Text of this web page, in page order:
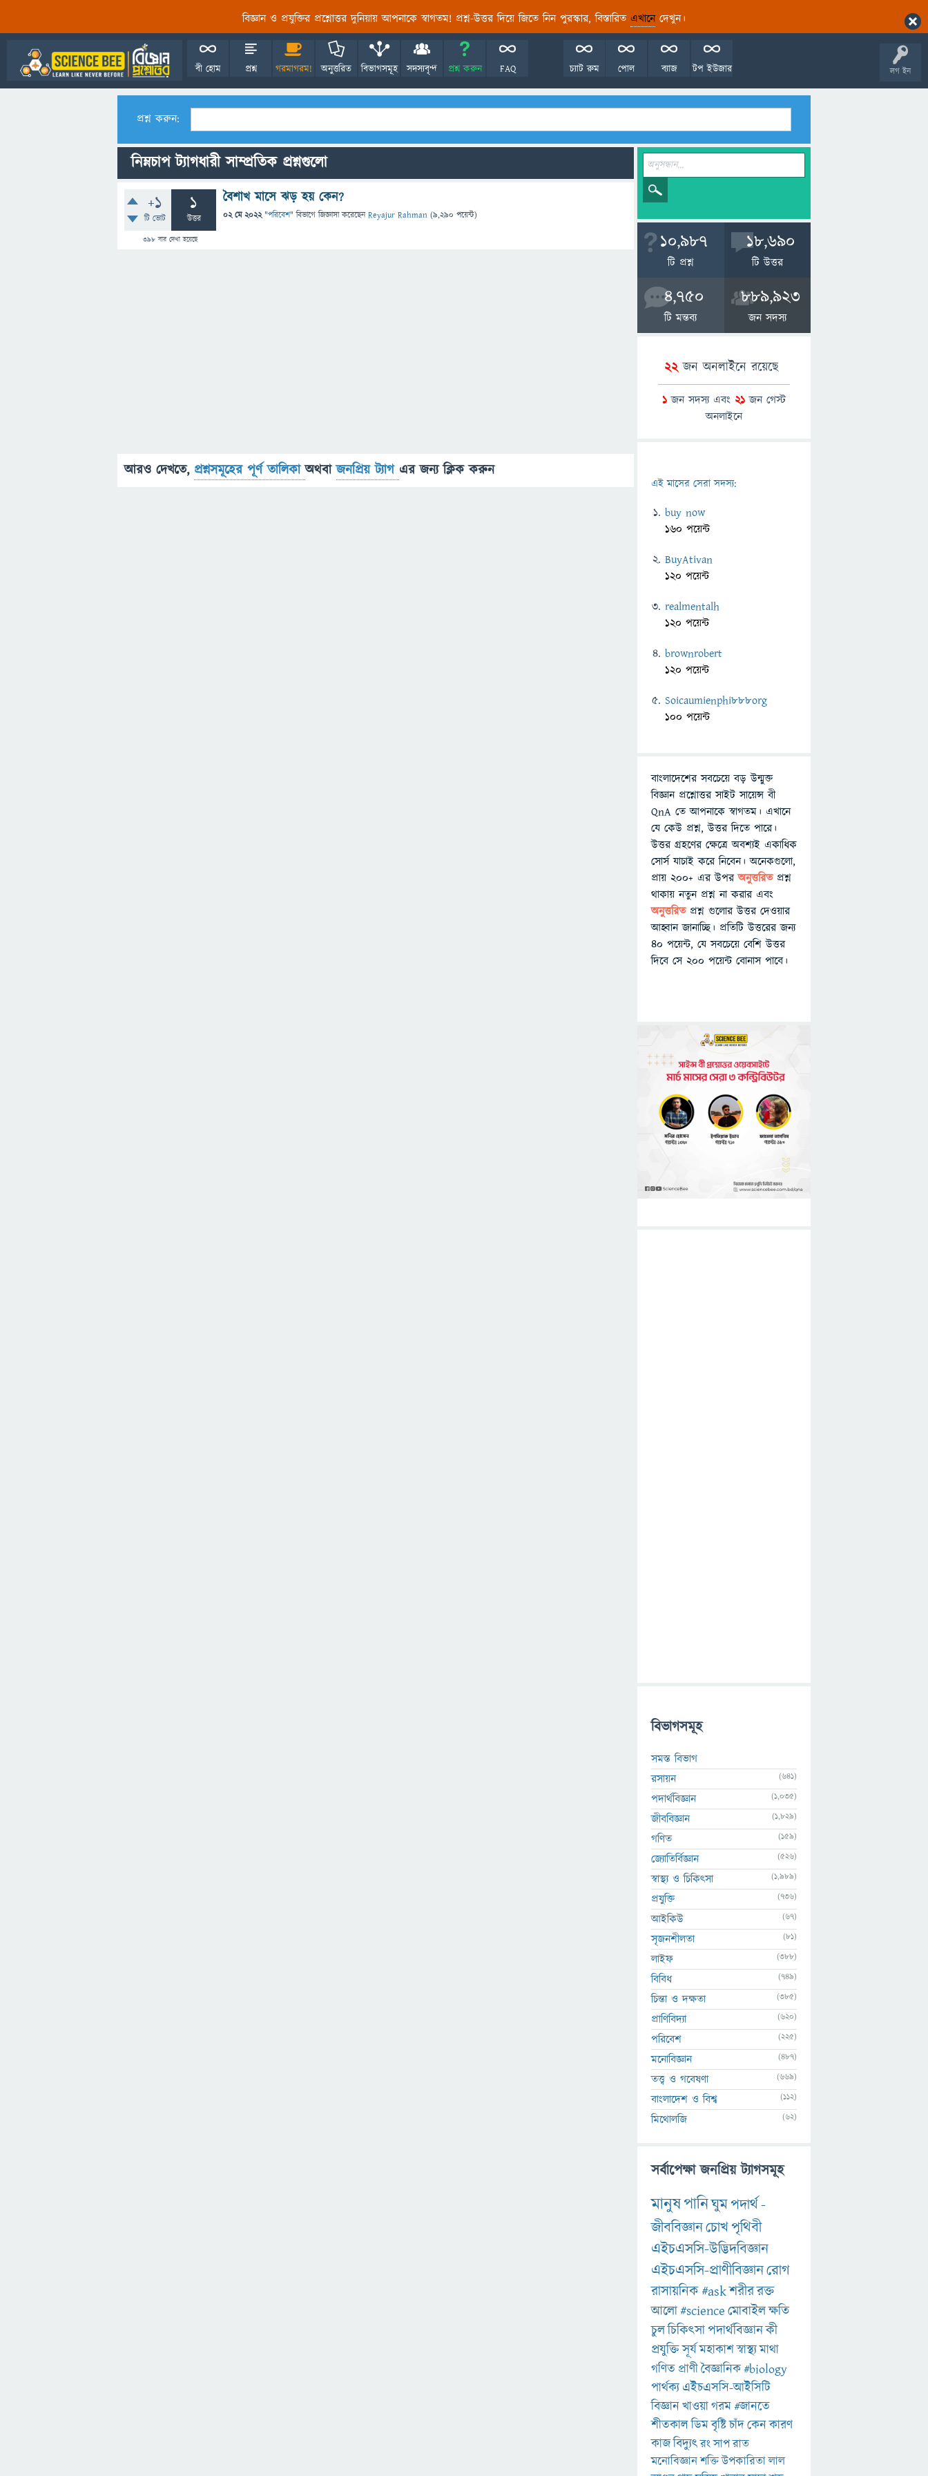
বিজ্ঞান ও প্রযুক্তির প্রশ্নোত্তর দুনিয়ায় আপনাকে স্বাগতম! প্রশ্ন-উত্তর দিয়ে জিতে নিন পুরস্কার, বিস্তারিত এখানেদেখুন।
লগ ইন
বী হোম প্রশ্ন গরমাগরম! অনুত্তরিত বিভাগসমূহ সদস্যবৃন্দ প্রশ্ন করুন FAQ টপ ইউজার
ব্যাজ
পোল
চ্যাট রুম
প্রশ্ন করুন:
নিম্নচাপ ট্যাগধারী সাম্প্রতিক প্রশ্নগুলো
+1
টি ভোট
1
উত্তর
398 বার দেখা হয়েছে
বৈশাখ মাসে ঝড় হয় কেন?
02 মে 2022 "পরিবেশ" বিভাগে জিজ্ঞাসাকরেছেনReyajur Rahman (9,290 পয়েন্ট)
আরও দেখতে, প্রশ্নসমূহের পূর্ণ তালিকাঅথবাজনপ্রিয় ট্যাগ এর জন্য ক্লিক করুন
10,987
টি প্রশ্ন
18,690
টি উত্তর
4,750
টি মন্তব্য
889,923
জন সদস্য
22জন অনলাইনে রয়েছে
1 জন সদস্য এবং 21 জন গেস্ট
অনলাইনে
এই মাসের সেরা সদস্য:
buy now
160 পয়েন্ট
BuyAtivan
120 পয়েন্ট
realmentalh
120 পয়েন্ট
brownrobert
120 পয়েন্ট
Soicaumienphi888org
100 পয়েন্ট
বাংলাদেশের সবচেয়ে বড় উন্মুক্ত
বিজ্ঞান প্রশ্নোত্তর সাইট সায়েন্স বী
QnA তে আপনাকে স্বাগতম। এখানে
যে কেউ প্রশ্ন, উত্তর দিতে পারে।
উত্তর গ্রহণের ক্ষেত্রে অবশ্যই একাধিক
সোর্স যাচাই করে নিবেন। অনেকগুলো,
প্রায় ২০০+ এর উপরঅনুত্তরিতপ্রশ্ন
থাকায় নতুন প্রশ্ন না করার এবং
অনুত্তরিত প্রশ্ন গুলোর উত্তর দেওয়ার
আহ্বান জানাচ্ছি। প্রতিটি উত্তরের জন্য
৪০ পয়েন্ট, যে সবচেয়ে বেশি উত্তর
দিবে সে ২০০ পয়েন্ট বোনাস পাবে।
বিভাগসমূহ
সমস্ত বিভাগ
রসায়ন
(641)
পদার্থবিজ্ঞান (1,035)
জীববিজ্ঞান (1,829)
গণিত (159)
জ্যোতির্বিজ্ঞান (526)
স্বাস্থ্য ও চিকিৎসা (1,989)
প্রযুক্তি (736)
আইকিউ (67)
সৃজনশীলতা (81)
লাইফ (388)
বিবিধ (749)
চিন্তা ও দক্ষতা (385)
প্রাণিবিদ্যা (620)
পরিবেশ (225)
মনোবিজ্ঞান (487)
তত্ত্ব ও গবেষণা (669)
বাংলাদেশ ও বিশ্ব (112)
মিথোলজি (62)
সর্বাপেক্ষা জনপ্রিয় ট্যাগসমূহ
মানুষপানিঘুমপদার্থ-
জীববিজ্ঞানচোখপৃথিবী
এইচএসসি-উদ্ভিদবিজ্ঞান
এইচএসসি-প্রাণীবিজ্ঞানরোগ
রাসায়নিক#askশরীররক্ত
আলো#scienceমোবাইলক্ষতি
চুলচিকিৎসাপদার্থবিজ্ঞানকী
প্রযুক্তিসূর্যমহাকাশস্বাস্থ্যমাথা
গণিত প্রাণীবৈজ্ঞানিক#biology
পার্থক্য এইচএসসি-আইসিটি
বিজ্ঞানখাওয়াগরম#জানতে
শীতকালডিমবৃষ্টিচাঁদকেনকারণ
কাজবিদ্যুৎরংসাপরাত
মনোবিজ্ঞানশক্তিউপকারিতালাল